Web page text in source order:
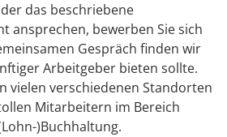
das beschriebene
ansprechen, bewerben Sie sich
Gespräch finden wir
Arbeitgeber bieten sollte.
vielen verschiedenen Standorten
Mitarbeitern im Bereich
)Buchhaltung.